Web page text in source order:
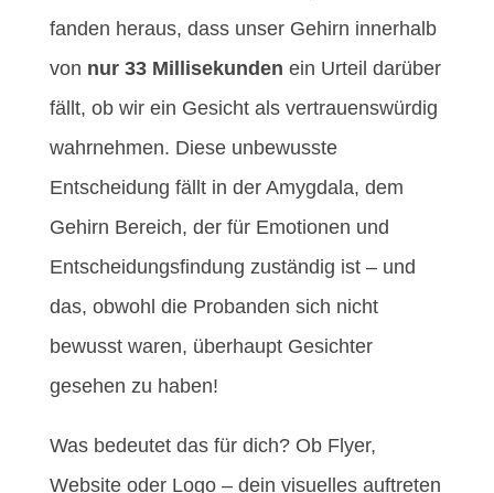
fanden heraus, dass unser Gehirn innerhalb
von nur 33 Millisekunden ein Urteil darüber
fällt, ob wir ein Gesicht als vertrauenswürdig
wahrnehmen. Diese unbewusste
Entscheidung fällt in der Amygdala, dem
Gehirn Bereich, der für Emotionen und
Entscheidungsfindung zuständig ist – und
das, obwohl die Probanden sich nicht
bewusst waren, überhaupt Gesichter
gesehen zu haben!
Was bedeutet das für dich? Ob Flyer,
Website oder Logo – dein visuelles auftreten